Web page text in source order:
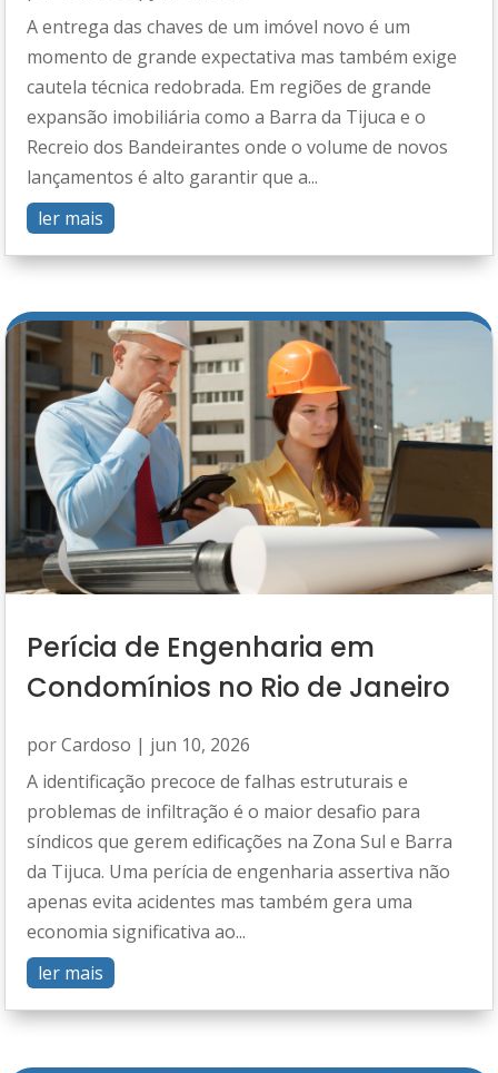
A entrega das chaves de um imóvel novo é um
momento de grande expectativa mas também exige
cautela técnica redobrada. Em regiões de grande
expansão imobiliária como a Barra da Tijuca e o
Recreio dos Bandeirantes onde o volume de novos
lançamentos é alto garantir que a...
ler mais
Perícia de Engenharia em
Condomínios no Rio de Janeiro
porCardoso | jun 10, 2026
A identificação precoce de falhas estruturais e
problemas de infiltração é o maior desafio para
síndicos que gerem edificações na Zona Sul e Barra
da Tijuca. Uma perícia de engenharia assertiva não
apenas evita acidentes mas também gera uma
economia significativa ao...
ler mais